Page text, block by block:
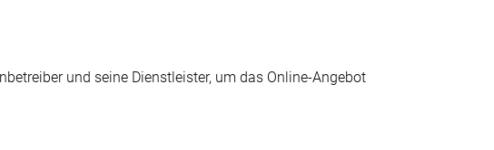
und seine Dienstleister, um das Online-Angebot